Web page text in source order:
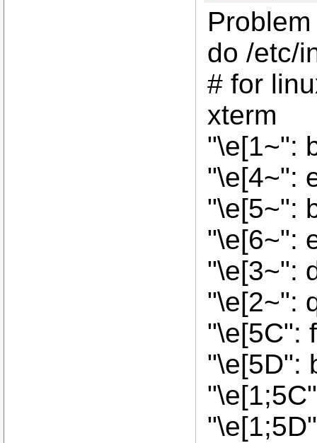
do /etc/
# for
xterm
"\e[1~":
"\e[4~":
"\e[5~":
"\e[6~":
"\e[3~":
"\e[2~":
"\e[5C":
"\e[5D":